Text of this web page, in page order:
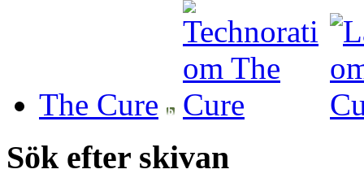
The Cure
Sök efter skivan